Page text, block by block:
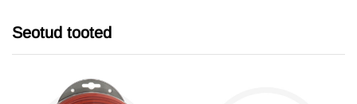
Seotud tooted